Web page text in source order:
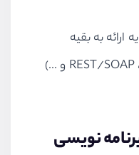
ارائه به بقیه
،REST/SOAP و ...)